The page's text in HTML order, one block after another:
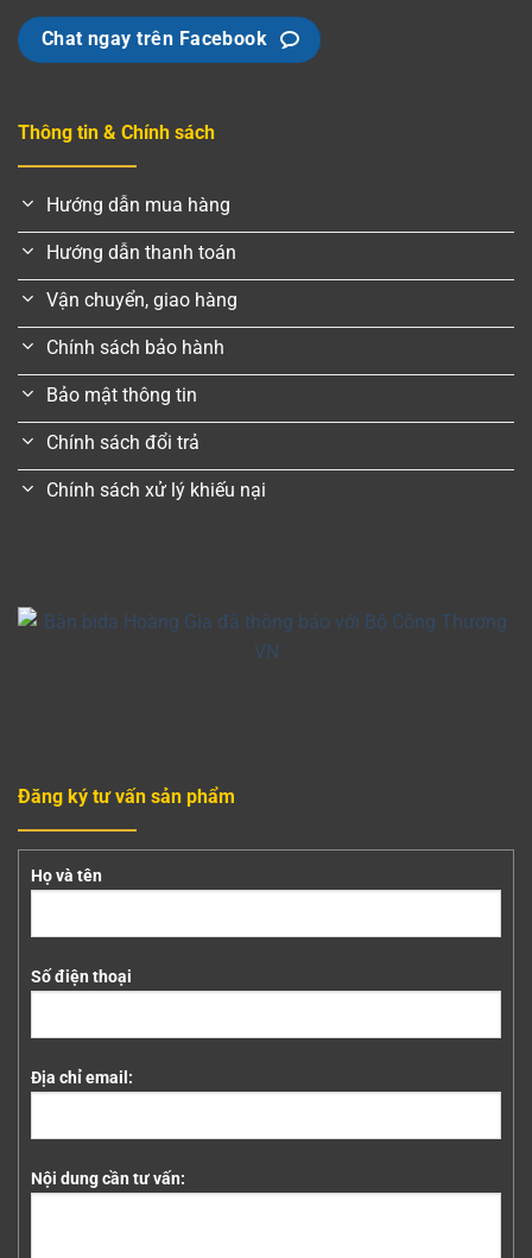
Chat ngay trên Facebook
Thông tin & Chính sách
Hướng dẫn mua hàng
Hướng dẫn thanh toán
Vận chuyển, giao hàng
Chính sách bảo hành
Bảo mật thông tin
Chính sách đổi trả
Chính sách xử lý khiếu nại
Đăng ký tư vấn sản phẩm
Họ và tên
Số điện thoại
Địa chỉ email:
Nội dung cần tư vấn: